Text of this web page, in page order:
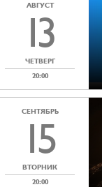
АВГУСТ
13
ЧЕТВЕРГ
20:00
СЕНТЯБРЬ
15
ВТОРНИК
20:00